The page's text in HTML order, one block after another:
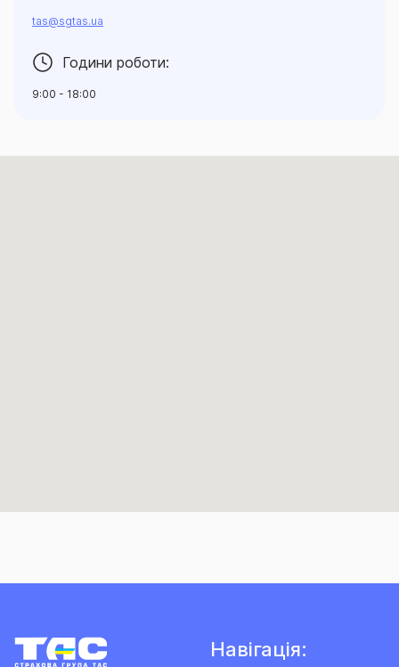
tas@sgtas.ua
Години роботи:
9:00 - 18:00
Навігація: